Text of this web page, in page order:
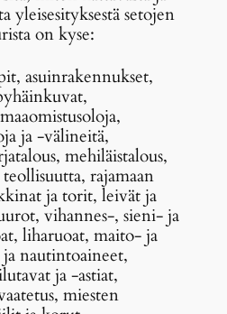
yleisesityksestä setojen
on kyse:
asuinrakennukset,
ja -välineitä,
mehiläistalous,
rajamaan
ja torit, leivät ja
vihannes-, sieni- ja
liharuoat, maito- ja
nautintoaineet,
ja -astiat,
miesten